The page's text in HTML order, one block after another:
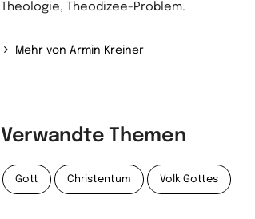
Theologie, Theodizee-Problem.
Mehr von Armin Kreiner
Verwandte Themen
Gott Christentum Volk Gottes